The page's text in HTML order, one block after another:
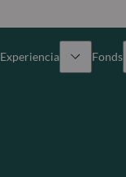
Experiencia Fonds